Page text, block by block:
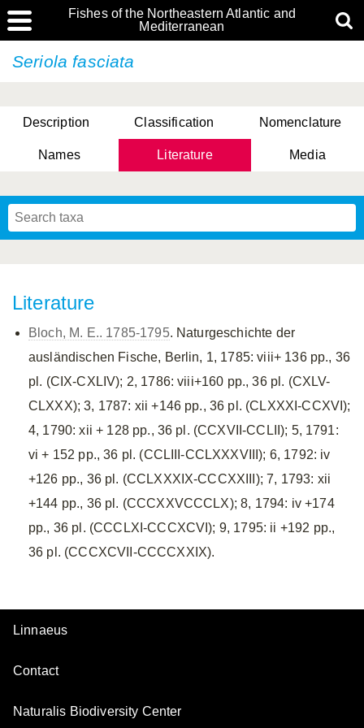
Fishes of the Northeastern Atlantic and
Mediterranean
Seriola fasciata
Description Classification Nomenclature
Names Literature Media
Literature
Bloch, M. E.. 1785-1795. Naturgeschichte der
ausländischen Fische, Berlin, 1, 1785: viii+ 136 pp., 36
pl. (CIX-CXLIV); 2, 1786: viii+160 pp., 36 pl. (CXLV-
CLXXX); 3, 1787: xii +146 pp., 36 pl. (CLXXXI-CCXVI);
4, 1790: xii + 128 pp., 36 pl. (CCXVII-CCLII); 5, 1791:
vi + 152 pp., 36 pl. (CCLIII-CCLXXXVIII); 6, 1792: iv
+126 pp., 36 pl. (CCLXXXIX-CCCXXIII); 7, 1793: xii
+144 pp., 36 pl. (CCCXXVCCCLX); 8, 1794: iv +174
pp., 36 pl. (CCCLXI-CCCXCVI); 9, 1795: ii +192 pp.,
36 pl. (CCCXCVII-CCCCXXIX).
Linnaeus
Contact
Naturalis Biodiversity Center